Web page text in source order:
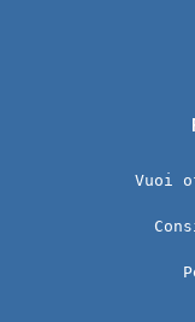
Vuoi